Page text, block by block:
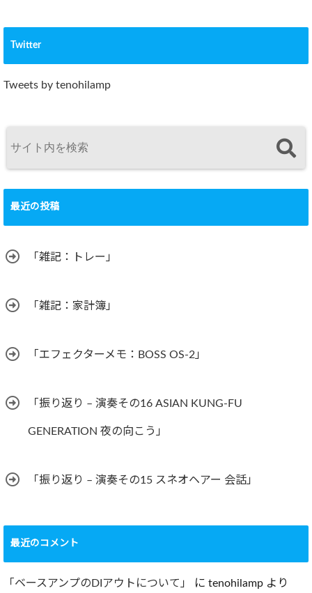
Twitter
Tweets by tenohilamp
最近の投稿
「雑記：トレー」
「雑記：家計簿」
「エフェクターメモ：BOSS OS-2」
「振り返り – 演奏その16 ASIAN KUNG-FU
GENERATION 夜の向こう」
「振り返り – 演奏その15 スネオヘアー 会話」
最近のコメント
「ベースアンプのDIアウトについて」 に tenohilamp より